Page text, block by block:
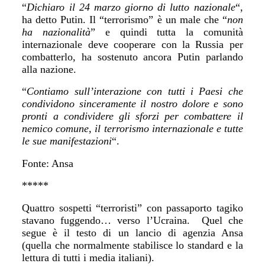
“Dichiaro il 24 marzo giorno di lutto nazionale“,
ha detto Putin. Il “terrorismo” è un male che “non
ha nazionalità” e quindi tutta la comunità
internazionale deve cooperare con la Russia per
combatterlo, ha sostenuto ancora Putin parlando
alla nazione.
“Contiamo sull’interazione con tutti i Paesi che
condividono sinceramente il nostro dolore e sono
pronti a condividere gli sforzi per combattere il
nemico comune, il terrorismo internazionale e tutte
le sue manifestazioni“.
Fonte: Ansa
*****
Quattro sospetti “terroristi” con passaporto tagiko
stavano fuggendo… verso l’Ucraina. Quel che
segue è il testo di un lancio di agenzia Ansa
(quella che normalmente stabilisce lo standard e la
lettura di tutti i media italiani).